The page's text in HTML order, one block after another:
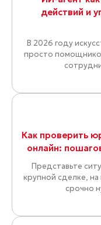
действий и
В 2026 году
просто
Как проверить
онлайн:
Представьте
крупной сделке,
срочно